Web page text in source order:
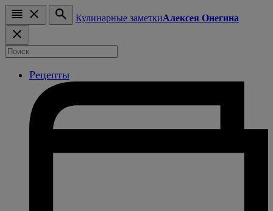
Кулинарные заметкиАлексея Онегина
Рецепты